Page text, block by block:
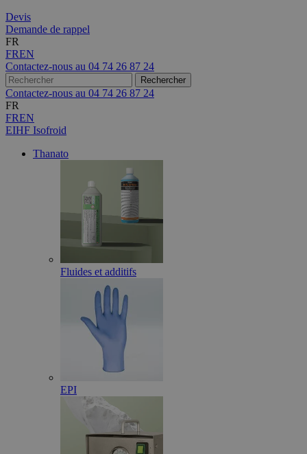
Devis
Demande de rappel
FR
FREN
Contactez-nous au 04 74 26 87 24
Contactez-nous au 04 74 26 87 24
FR
FREN
EIHF Isofroid
Thanato
Fluides et additifs
EPI